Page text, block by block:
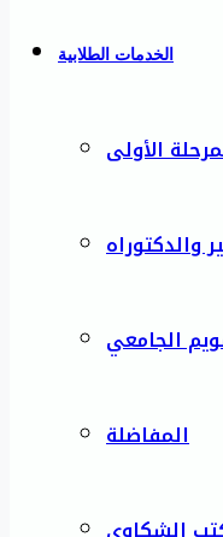
الخدمات الطلابية
الأولى
والدكتوراه
الجامعي
المفاضلة